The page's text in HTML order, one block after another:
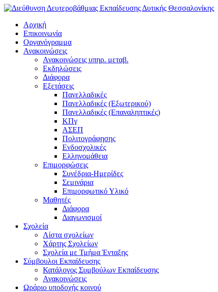
Αρχική
Επικοινωνία
Οργανόγραμμα
Ανακοινώσεις
Ανακοινώσεις υπηρ. μεταβ.
Εκδηλώσεις
Διάφορα
Εξετάσεις
Πανελλαδικές
Πανελλαδικές (Εξωτερικού)
Πανελλαδικές (Επαναληπτικές)
ΚΠγ
ΑΣΕΠ
Πολιτογράφησης
Ενδοσχολικές
Ελληνομάθεια
Επιμορφώσεις
Συνέδρια-Ημερίδες
Σεμινάρια
Επιμορφωτικό Υλικό
Μαθητές
Διάφορα
Διαγωνισμοί
Σχολεία
Λίστα σχολείων
Χάρτης Σχολείων
Σχολεία με Τμήμα Ένταξης
Σύμβουλοι Εκπαίδευσης
Κατάλογος Συμβούλων Εκπαίδευσης
Ανακοινώσεις
Ωράριο υποδοχής κοινού